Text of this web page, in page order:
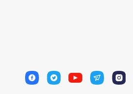
1 1 1 1 1